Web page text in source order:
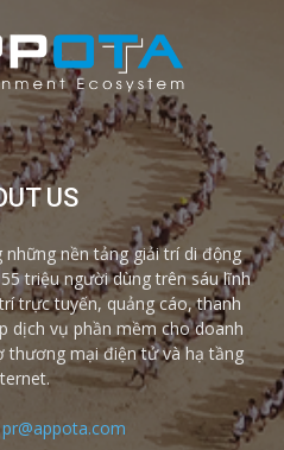
US
nền tảng giải trí di động
triệu người dùng trên sáu lĩnh
trực tuyến, quảng cáo, thanh
dịch vụ phần mềm cho doanh
thương mại điện tử và hạ tầng
pr@appota.com